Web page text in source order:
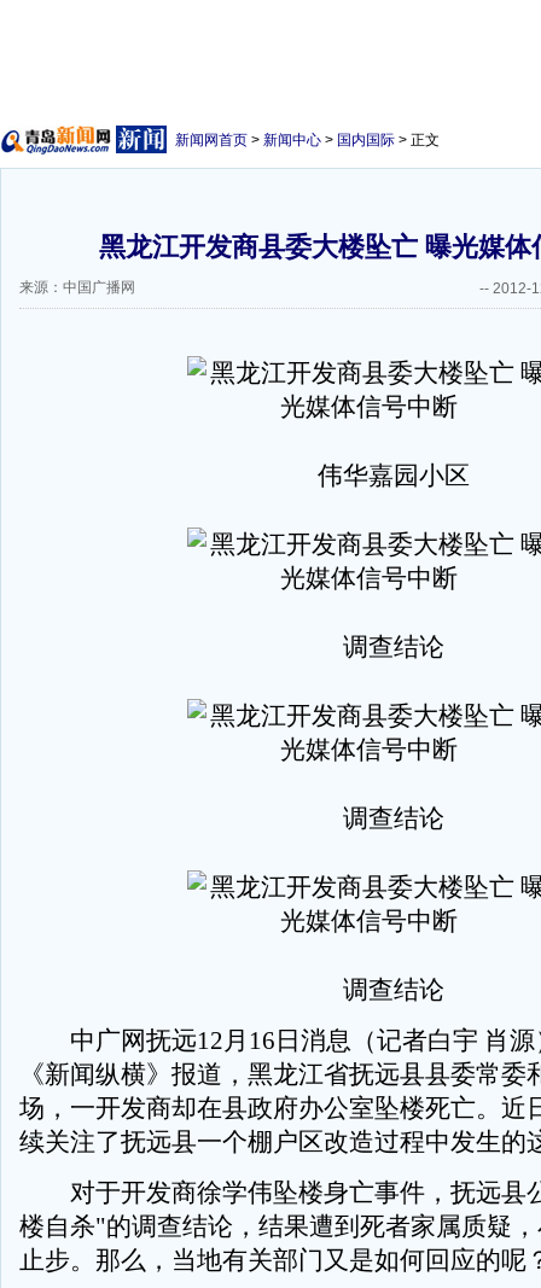
新闻网首页 > 新闻中心 > 国内国际 > 正文
黑龙江开发商县委大楼坠亡 曝光媒体
来源：中国广播网 -- 2012-
伟华嘉园小区
调查结论
调查结论
调查结论
中广网抚远12月16日消息（记者白宇 肖源
《新闻纵横》报道，黑龙江省抚远县县委常委
场，一开发商却在县政府办公室坠楼死亡。近
续关注了抚远县一个棚户区改造过程中发生的
对于开发商徐学伟坠楼身亡事件，抚远县
楼自杀"的调查结论，结果遭到死者家属质疑
止步。那么，当地有关部门又是如何回应的呢